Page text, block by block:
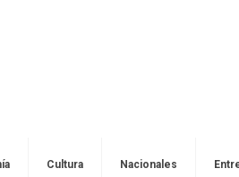
Cultura Nacionales